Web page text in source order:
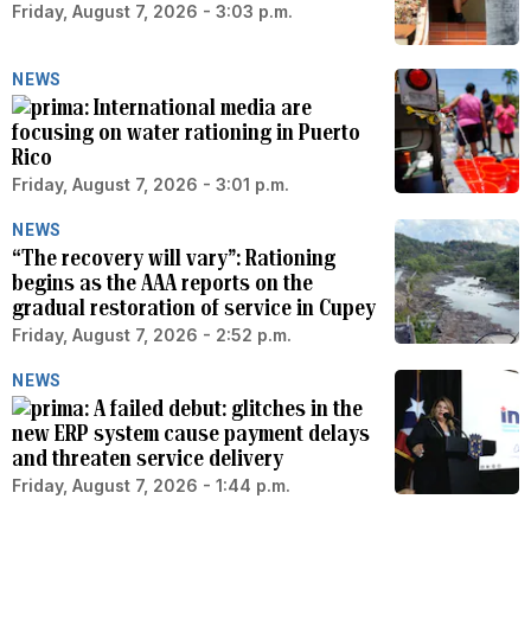
Friday, August 7, 2026 - 3:03 p.m.
NEWS
International media are
focusing on water rationing in Puerto
Rico
Friday, August 7, 2026 - 3:01 p.m.
NEWS
“The recovery will vary”: Rationing
begins as the AAA reports on the
gradual restoration of service in Cupey
Friday, August 7, 2026 - 2:52 p.m.
NEWS
A failed debut: glitches in the
new ERP system cause payment delays
and threaten service delivery
Friday, August 7, 2026 - 1:44 p.m.